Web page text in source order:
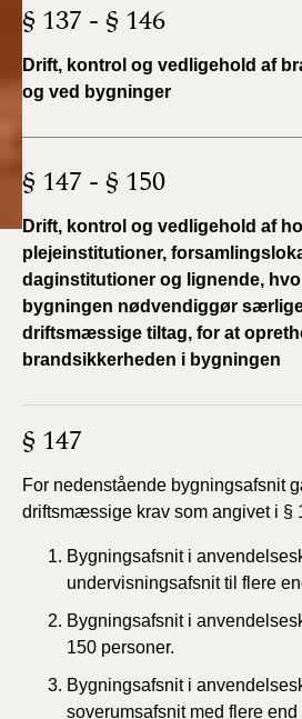
§ 137 - § 146
Drift, kontrol og vedligehold af
og ved bygninger
§ 147 - § 150
Drift, kontrol og vedligehold af
plejeinstitutioner,
daginstitutioner og lignende,
bygningen nødvendiggør
driftsmæssige tiltag, for at
brandsikkerheden i bygningen
§ 147
For nedenstående bygningsafsnit
driftsmæssige krav som angivet i §
Bygningsafsnit i
undervisningsafsnit til flere
Bygningsafsnit i
150 personer.
Bygningsafsnit i
soverumsafsnit med flere